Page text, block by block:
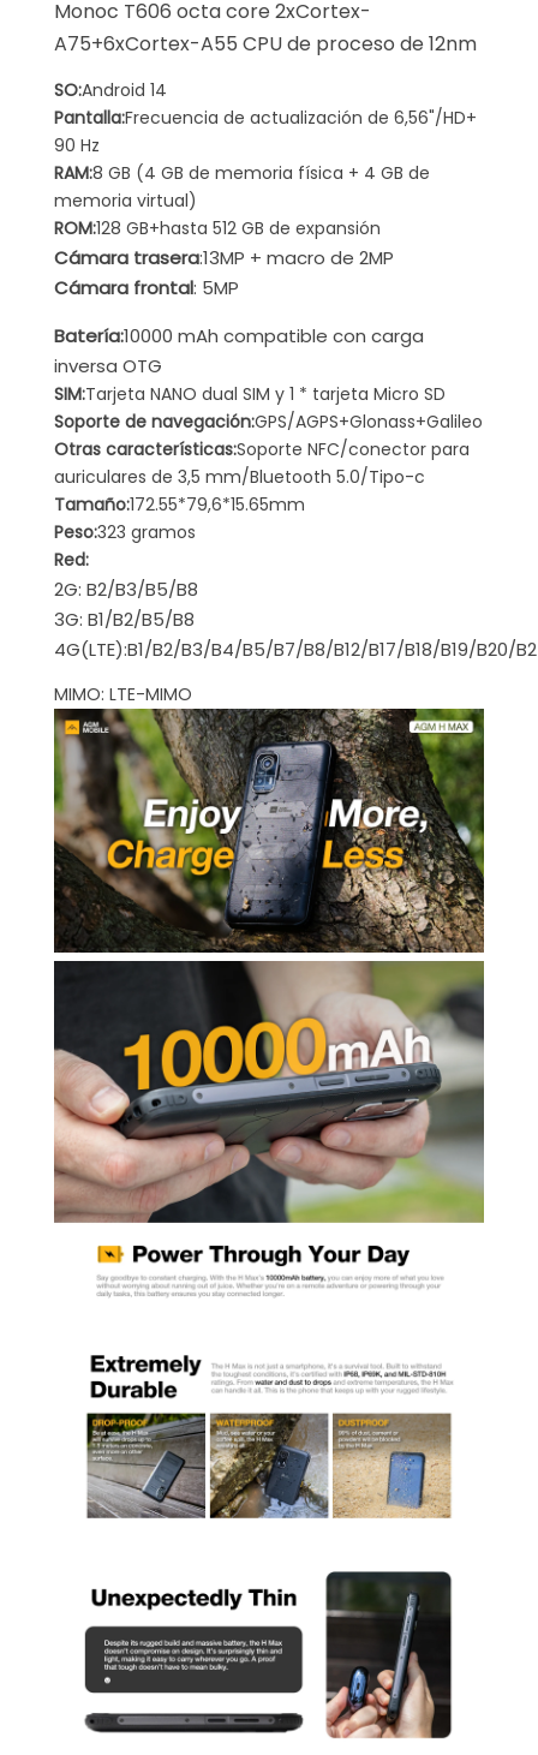
Monoc T606 octa core 2xCortex-
A75+6xCortex-A55 CPU de proceso de 12nm
SO:Android 14
Pantalla:Frecuencia de actualización de 6,56"/HD+
90 Hz
RAM:8 GB (4 GB de memoria física + 4 GB de
memoria virtual)
ROM:128 GB+hasta 512 GB de expansión
Cámara trasera:13MP + macro de 2MP
Cámara frontal: 5MP
Batería:10000 mAh compatible con carga
inversa OTG
SIM:Tarjeta NANO dual SIM y 1 * tarjeta Micro SD
Soporte de navegación:GPS/AGPS+Glonass+Galileo
Otras características:Soporte NFC/conector para
auriculares de 3,5 mm/Bluetooth 5.0/Tipo-c
Tamaño:172.55*79,6*15.65mm
Peso:323 gramos
Red:
2G: B2/B3/B5/B8
3G: B1/B2/B5/B8
4G(LTE):B1/B2/B3/B4/B5/B7/B8/B12/B17/B18/B19/B20/
MIMO: LTE-MIMO